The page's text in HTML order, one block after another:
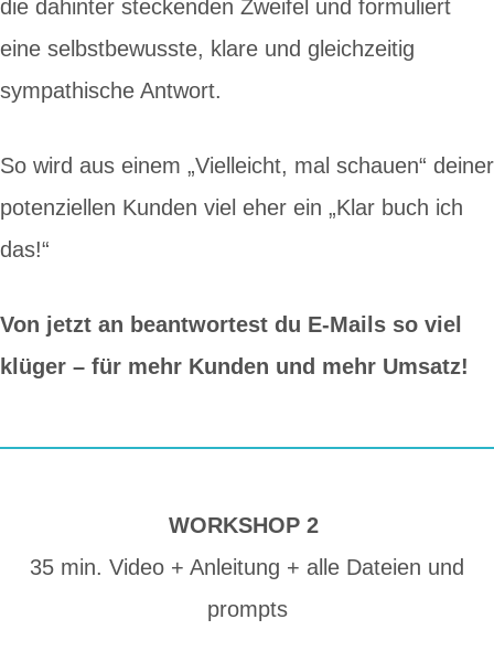
die dahinter steckenden Zweifel und formuliert
eine selbstbewusste, klare und gleichzeitig
sympathische Antwort.
So wird aus einem „Vielleicht, mal schauen“ deiner
potenziellen Kunden viel eher ein „Klar buch ich
das!“
Von jetzt an beantwortest du E-Mails so viel
klüger – für mehr Kunden und mehr Umsatz!
WORKSHOP 2
35 min. Video + Anleitung + alle Dateien und
prompts